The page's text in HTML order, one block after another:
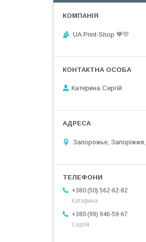
UA Print-Shop ​💙💛
Катерина Сергій
Запорожье, Запоріжжя,
+380 (50) 562-62-82
Катерина
+380 (99) 946-59-67
Сергій